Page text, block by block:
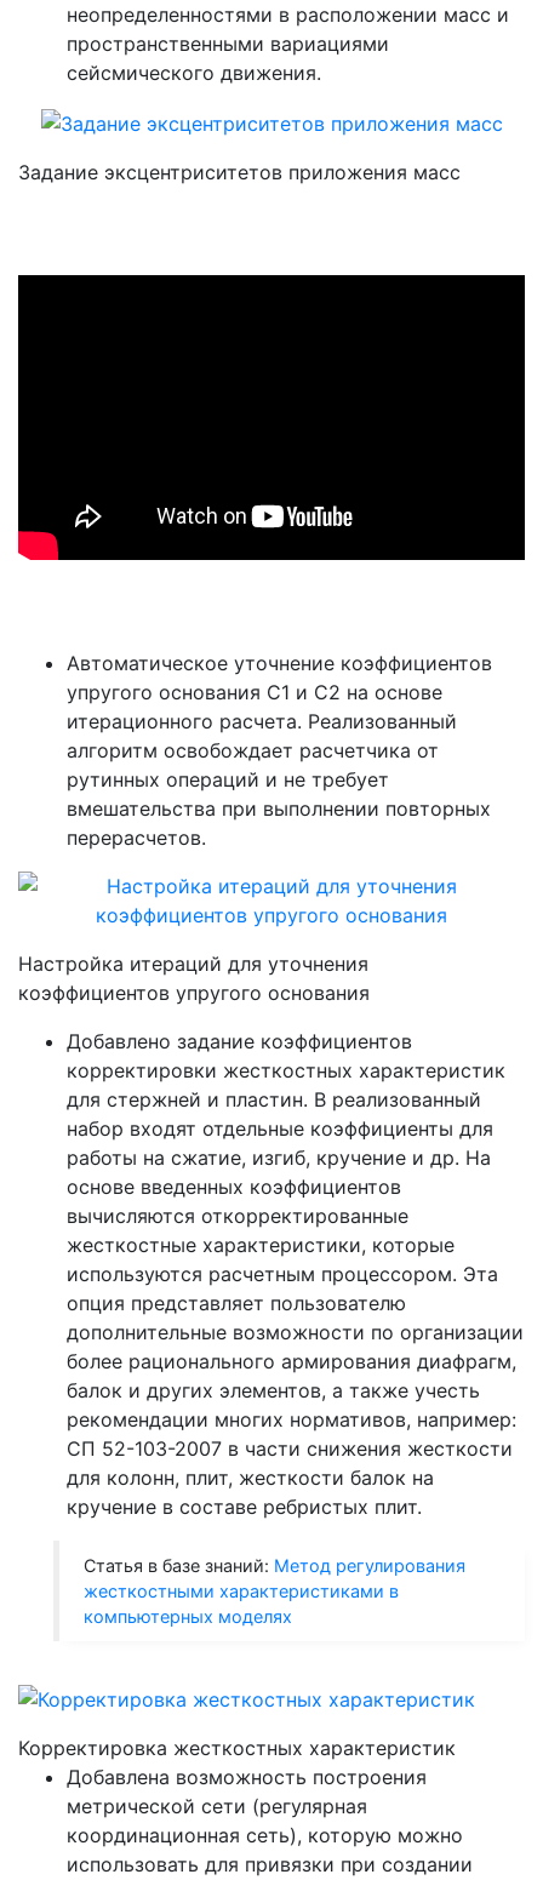
неопределенностями в расположении масс и
пространственными вариациями
сейсмического движения.
Задание эксцентриситетов приложения масс
Автоматическое уточнение коэффициентов
упругого основания С1 и С2 на основе
итерационного расчета. Реализованный
алгоритм освобождает расчетчика от
рутинных операций и не требует
вмешательства при выполнении повторных
перерасчетов.
Настройка итераций для уточнения
коэффициентов упругого основания
Добавлено задание коэффициентов
корректировки жесткостных характеристик
для стержней и пластин. В реализованный
набор входят отдельные коэффициенты для
работы на сжатие, изгиб, кручение и др. На
основе введенных коэффициентов
вычисляются откорректированные
жесткостные характеристики, которые
используются расчетным процессором. Эта
опция представляет пользователю
дополнительные возможности по организации
более рационального армирования диафрагм,
балок и других элементов, а также учесть
рекомендации многих нормативов, например:
СП 52-103-2007 в части снижения жесткости
для колонн, плит, жесткости балок на
кручение в составе ребристых плит.
Статья в базе знаний: Метод регулирования
жесткостными характеристиками в
компьютерных моделях
Корректировка жесткостных характеристик
Добавлена возможность построения
метрической сети (регулярная
координационная сеть), которую можно
использовать для привязки при создании